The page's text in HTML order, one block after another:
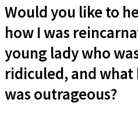
Would you like to
how I was
young lady who
ridiculed, and
was outrageous?